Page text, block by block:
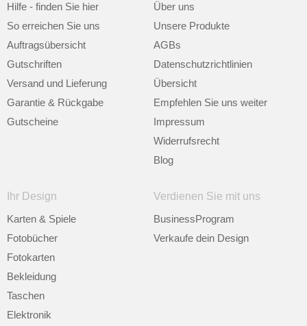
Hilfe - finden Sie hier
So erreichen Sie uns
Auftragsübersicht
Gutschriften
Versand und Lieferung
Garantie & Rückgabe
Gutscheine
Über uns
Unsere Produkte
AGBs
Datenschutzrichtlinien
Übersicht
Empfehlen Sie uns weiter
Impressum
Widerrufsrecht
Blog
Ihr Design
Karten & Spiele
Fotobücher
Fotokarten
Bekleidung
Taschen
Elektronik
Verdienen Sie mit uns
BusinessProgram
Verkaufe dein Design